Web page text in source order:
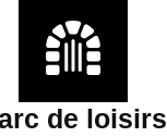
de loisirs